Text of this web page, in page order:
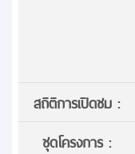
สถิติการเปิดชม :
ชุดโครงการ :